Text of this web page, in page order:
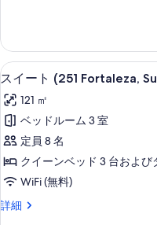
て
の
写
真
を
表
示
る
(251
Fortaleza,
Suite
の
詳
細
ス
イ
ー
ト
(251
Fortaleza,
Suite
2)
10
スイート (251 Fortaleza,
121 ㎡
ベッドルーム 3 室
定員 8 名
クイーンベッド 3 台および
WiFi (無料)
詳細
ス